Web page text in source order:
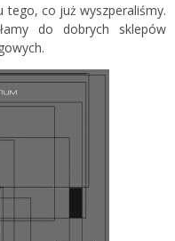
tego, co już wyszperaliśmy.
do dobrych sklepów